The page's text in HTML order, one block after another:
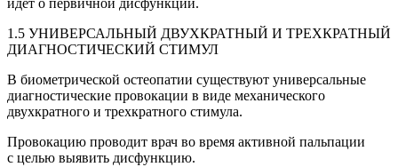
идет о первичной дисфункции.
1.5 УНИВЕРСАЛЬНЫЙ ДВУХКРАТНЫЙ И ТРЕХКРАТНЫЙ
ДИАГНОСТИЧЕСКИЙ СТИМУЛ
В биометрической остеопатии существуют универсальные
диагностические провокации в виде механического
двухкратного и трехкратного стимула.
Провокацию проводит врач во время активной пальпации
с целью выявить дисфункцию.